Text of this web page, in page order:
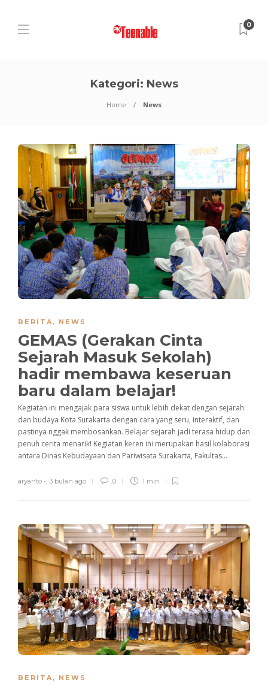
0
Kategori: News
Home News
BERITA , NEWS
GEMAS (Gerakan Cinta
Sejarah Masuk Sekolah)
hadir membawa keseruan
baru dalam belajar!
Kegiatan ini mengajak para siswa untuk lebih dekat dengan sejarah
dan budaya Kota Surakarta dengan cara yang seru, interaktif, dan
pastinya nggak membosankan. Belajar sejarah jadi terasa hidup dan
penuh cerita menarik! Kegiatan keren ini merupakan hasil kolaborasi
antara Dinas Kebudayaan dan Pariwisata Surakarta, Fakultas...
aryanto - 3 bulan ago 0 1 min
BERITA, NEWS